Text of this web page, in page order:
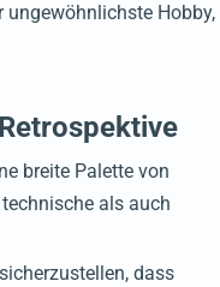
ungewöhnlichste Hobby,
breite Palette von
als auch
dass